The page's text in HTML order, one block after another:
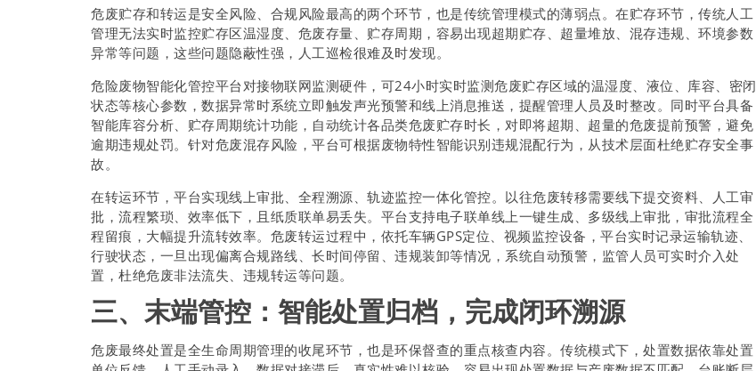
危废贮存和转运是安全风险、合规风险最高的两个环节，也是传统管理模式的薄弱点。在贮存环节，传统人工
管理无法实时监控贮存区温湿度、危废存量、贮存周期，容易出现超期贮存、超量堆放、混存违规、环境参数
异常等问题，这些问题隐蔽性强，人工巡检很难及时发现。
危险废物智能化管控平台对接物联网监测硬件，可24小时实时监测危废贮存区域的温湿度、液位、库容、密闭
状态等核心参数，数据异常时系统立即触发声光预警和线上消息推送，提醒管理人员及时整改。同时平台具备
智能库容分析、贮存周期统计功能，自动统计各品类危废贮存时长，对即将超期、超量的危废提前预警，避免
逾期违规处罚。针对危废混存风险，平台可根据废物特性智能识别违规混配行为，从技术层面杜绝贮存安全事
故。
在转运环节，平台实现线上审批、全程溯源、轨迹监控一体化管控。以往危废转移需要线下提交资料、人工审
批，流程繁琐、效率低下，且纸质联单易丢失。平台支持电子联单线上一键生成、多级线上审批，审批流程全
程留痕，大幅提升流转效率。危废转运过程中，依托车辆GPS定位、视频监控设备，平台实时记录运输轨迹、
行驶状态，一旦出现偏离合规路线、长时间停留、违规装卸等情况，系统自动预警，监管人员可实时介入处
置，杜绝危废非法流失、违规转运等问题。
三、末端管控：智能处置归档，完成闭环溯源
危废最终处置是全生命周期管理的收尾环节，也是环保督查的重点核查内容。传统模式下，处置数据依靠处置